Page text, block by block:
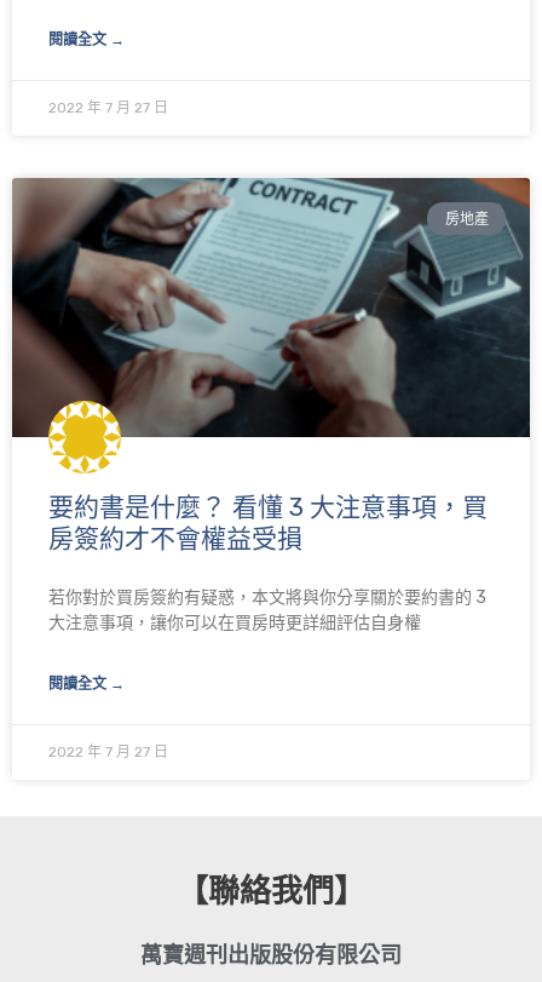
閱讀全文 →
2022 年 7 月 27 日
房地產
要約書是什麼？ 看懂 3 大注意事項，買
房簽約才不會權益受損
若你對於買房簽約有疑惑，本文將與你分享關於要約書的 3
大注意事項，讓你可以在買房時更詳細評估自身權
閱讀全文 →
2022 年 7 月 27 日
【聯絡我們】
萬寶週刊出版股份有限公司